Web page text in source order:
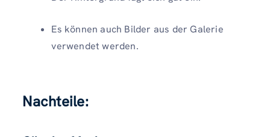
Es können auch Bilder aus der Galerie
verwendet werden.
Nachteile: